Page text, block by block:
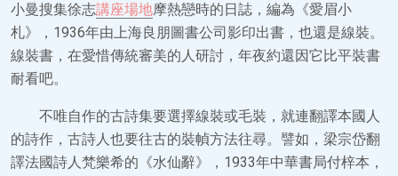
小曼搜集徐志講座場地摩熱戀時的日誌，編為《愛眉小
札》，1936年由上海良朋圖書公司影印出書，也還是線裝。
線裝書，在愛惜傳統審美的人研討，年夜約還因它比平裝書
耐看吧。
不唯自作的古詩集要選擇線裝或毛裝，就連翻譯本國人
的詩作，古詩人也要往古的裝幀方法往尋。譬如，梁宗岱翻
譯法國詩人梵樂希的《水仙辭》，1933年中華書局付梓本，